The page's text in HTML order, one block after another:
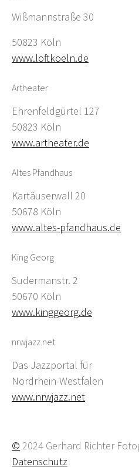
Wißmannstraße 30
50823 Köln
www.loftkoeln.de
Artheater
Ehrenfeldgürtel 127
50823 Köln
www.artheater.de
Altes Pfandhaus
Kartäuserwall 20
50678 Köln
www.altes-pfandhaus.de
King Georg
Sudermanstr. 2
50670 Köln
www.kinggeorg.de
nrwjazz.net
Das Jazzportal für
Nordrhein-Westfalen
www.nrwjazz.net
© 2024 Gerhard Richter
Datenschutz